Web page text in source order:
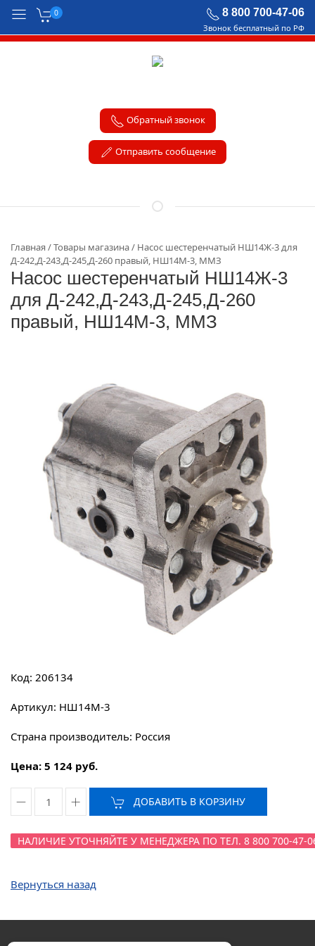
0 8 800 700-47-06
Звонок бесплатный по РФ
Обратный звонок
Отправить сообщение
Главная Товары магазина
Насос шестеренчатый НШ14Ж-3 для
Д-242,Д-243,Д-245,Д-260 правый, НШ14М-3, ММЗ
Насос шестеренчатый НШ14Ж-3
для Д-242,Д-243,Д-245,Д-260
правый, НШ14М-3, ММЗ
Код: 206134
Артикул: НШ14М-3
Страна производитель: Россия
Цена: 5 124 руб.
ДОБАВИТЬ В КОРЗИНУ
НАЛИЧИЕ УТОЧНЯЙТЕ У МЕНЕДЖЕРА ПО ТЕЛ. 8 800 700-47-
Вернуться назад